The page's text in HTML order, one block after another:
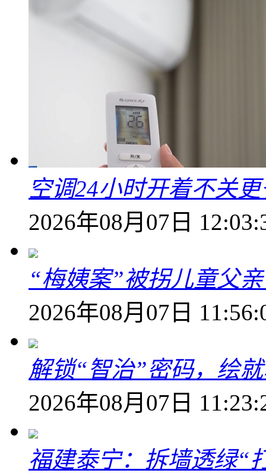
空调24小时开着不关
2026年08月07日
“梅姨案”被拐儿童父
2026年08月07日
解锁“智治”密码，绘
2026年08月07日
福建泰宁：拆墙透绿“